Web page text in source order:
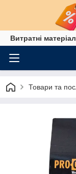
Витратні
Товари та